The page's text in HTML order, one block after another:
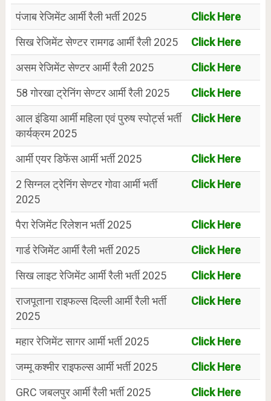
पंजाब रेजिमेंट आर्मी रैली भर्ती 2025
Click Here
सिख रेजिमेंट सेण्टर रामगढ आर्मी रैली 2025
Click Here
असम रेजिमेंट सेण्टर आर्मी रैली 2025
Click Here
58 गोरखा ट्रेनिंग सेण्टर आर्मी रैली 2025
Click Here
आल इंडिया आर्मी महिला एवं पुरुष स्पोर्ट्स भर्ती
कार्यक्रम 2025
Click Here
आर्मी एयर डिफेंस आर्मी भर्ती 2025
Click Here
2 सिग्नल ट्रेनिंग सेण्टर गोवा आर्मी भर्ती
2025
Click Here
पैरा रेजिमेंट रिलेशन भर्ती 2025
Click Here
गार्ड रेजिमेंट आर्मी रैली भर्ती 2025
Click Here
सिख लाइट रेजिमेंट आर्मी रैली भर्ती 2025
Click Here
राजपूताना राइफल्स दिल्ली आर्मी रैली भर्ती
2025
Click Here
महार रेजिमेंट सागर आर्मी भर्ती 2025
Click Here
जम्मू कश्मीर राइफल्स आर्मी भर्ती 2025
Click Here
GRC जबलपुर आर्मी रैली भर्ती 2025
Click Here